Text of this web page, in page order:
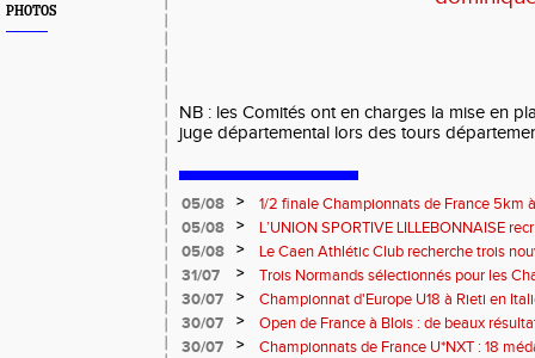
PHOTOS
NB : les Comités ont en charges la mise en
juge départemental lors des tours
05/08 >
1/2 finale Championnats de France 5km
13 septembre 2026 : les informations
05/08 >
L’UNION SPORTIVE LILLEBONNAISE
rentrée 2026
05/08 >
Le Caen Athlétic Club recherche trois
civique à compter de septembre 2026
31/07 >
Trois Normands sélectionnés pour les
Eugene !
30/07 >
Championnat d'Europe U18 à Rieti en
normands
30/07 >
Open de France à Blois : de beaux
30/07
>
Championnats de France U*NXT : 18